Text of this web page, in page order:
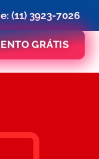
(11) 3923-7026
GRÁTIS